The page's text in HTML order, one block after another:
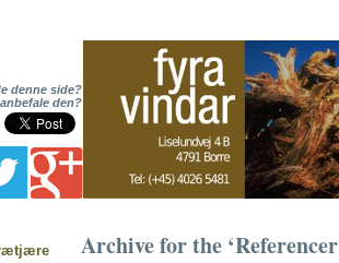
denne side?
den?
Archive for the